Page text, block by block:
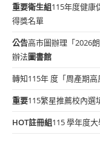
重要衛生組115年度健康
得獎名單
公告高市圖辦理「2026
辦法圖書館
轉知115年 度「周產期高
重要115繁星推薦校內選
HOT註冊組115 學年度